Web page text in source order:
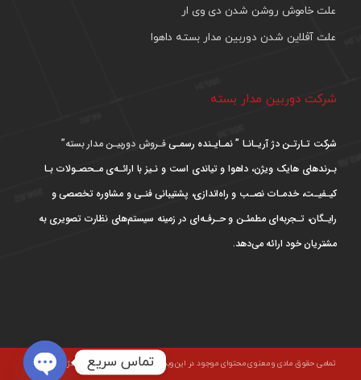
علت خاموش روشن شدن دی وی ار
علت آفلاین شدن دوربین مدار بسته داهوا
شرکت دوربین مدار بسته
شرکت تـارتـن دژ آریـانـا ” نمـایـنده رسمـیفـروش دوربیـن مدار بسته”
بـرندهای هایک ویژن، داهوا و تیاندی است و نـیز با ارائـه‌ی مـحصـولات بـا
کیـفیـت، خدمـات نصـب و راه‌اندازی، پشتیبانی فنـی و مشاوره تخصصی و
رایـگان، تـجربه‌ای مطمئـن و حـرفـه‌ای در زمینه سیستم‌های نظارت تصویری به
مشتریان خود ارائه می‌دهد.
تمامی حقوق مادی و معنوی محتوای موجود در این وبسایت متعلق به شرکت تارتن دژ آریانا است و
تماس سریع